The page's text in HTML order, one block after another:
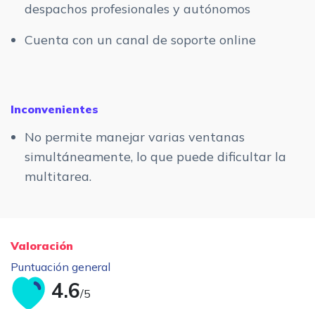
despachos profesionales y autónomos
Cuenta con un canal de soporte online
Inconvenientes
No permite manejar varias ventanas
simultáneamente, lo que puede dificultar la
multitarea.
Valoración
Puntuación general
4.6/5